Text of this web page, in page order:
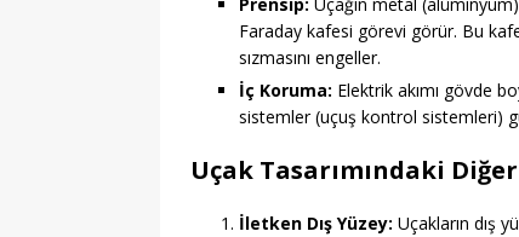
Faraday kafesi görevi görür. Bu
sızmasını engeller.
İç Koruma: Elektrik akımı gövde
sistemler (uçuş kontrol sistemleri)
Uçak Tasarımındaki
İletken Dış Yüzey: Uçakların dış